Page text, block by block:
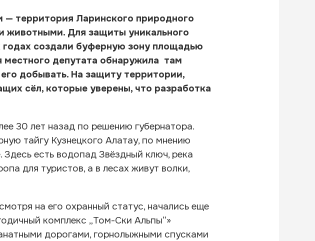
— территория Ларинского природного
животными. Для защиты уникального
годах создали буферную зону площадью
депутата обнаружила там
добывать. На защиту территории,
сёл, которые уверены, что разработка
30 лет назад по решению губернатора.
тайгу Кузнецкого Алатау, по мнению
Здесь есть водопад Звёздный ключ, река
для туристов, а в лесах живут волки,
на его охранный статус, начались еще
комплекс „Том-Ски Альпы“»
дорогами, горнолыжными спусками